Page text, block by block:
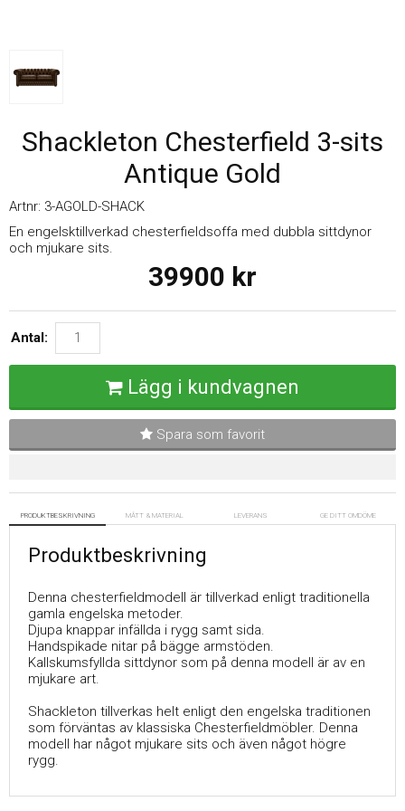
Shackleton Chesterfield 3-sits
Antique Gold
Artnr: 3-AGOLD-SHACK
En engelsktillverkad chesterfieldsoffa med dubbla sittdynor
och mjukare sits.
39900 kr
Antal:
Lägg i kundvagnen
Spara som favorit
PRODUKTBESKRIVNING MÅTT & MATERIAL LEVERANS GE DITT OMDÖME
Produktbeskrivning
Denna chesterfieldmodell är tillverkad enligt traditionella
gamla engelska metoder.
Djupa knappar infällda i rygg samt sida.
Handspikade nitar på bägge armstöden.
Kallskumsfyllda sittdynor som på denna modell är av en
mjukare art.
Shackleton tillverkas helt enligt den engelska traditionen
som förväntas av klassiska Chesterfieldmöbler. Denna
modell har något mjukare sits och även något högre
rygg.